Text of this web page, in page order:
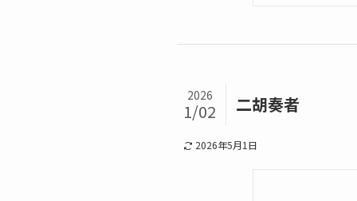
二胡奏者
2026
1/02
2026年5月1日